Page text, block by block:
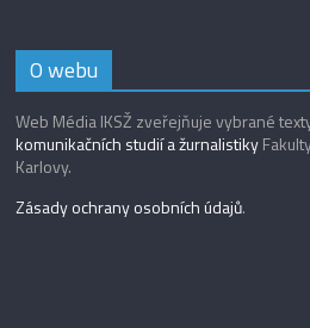
O webu
Web Média IKSŽ zveřejňuje vybrané
komunikačních studií a žurnalistiky
Karlovy.
Zásady ochrany osobních údajů.